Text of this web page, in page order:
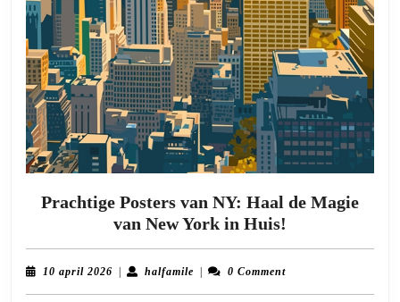
Prachtige Posters van NY: Haal de Magie
van New York in Huis!
Posters
10 april 2026 10| halfamilehalfamile
| 0 Comment